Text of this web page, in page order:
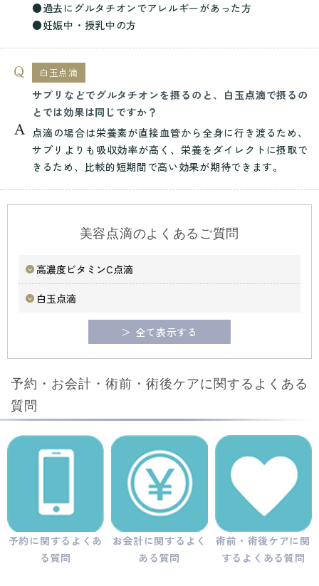
●過去にグルタチオンでアレルギーがあった方
●妊娠中・授乳中の方
白玉点滴
サプリなどでグルタチオンを摂るのと、白玉点滴で摂るの
とでは効果は同じですか？
点滴の場合は栄養素が直接血管から全身に行き渡るため、
サプリよりも吸収効率が高く、栄養をダイレクトに摂取で
きるため、比較的短期間で高い効果が期待できます。
美容点滴のよくあるご質問
高濃度ビタミンC点滴
白玉点滴
＞ 全て表示する
予約・お会計・術前・術後ケアに関するよくある
質問
予約に関するよくあ
る質問
お会計に関するよく
ある質問
術前・術後ケアに関
するよくある質問